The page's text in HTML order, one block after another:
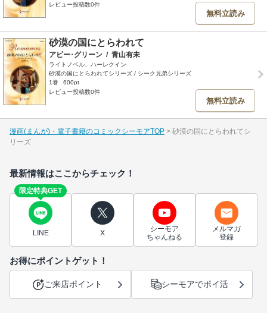
レビュー投稿数0件
無料立読み
砂漠の国にとらわれて
アビー･グリーン / 青山有未
ライトノベル、ハーレクイン
砂漠の国にとらわれてシリーズ / シーク兄弟シリーズ
1巻
600pt
レビュー投稿数0件
無料立読み
漫画(まんが)・電子書籍のコミックシーモアTOP
砂漠の国にとらわれてシ
リーズ
最新情報はここからチェック！
限定特典GET
LINE X
シーモア
ちゃんねる
メルマガ
登録
お得にポイントゲット！
ご来店ポイント シーモアでポイ活